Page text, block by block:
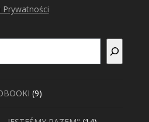
Prywatności
99